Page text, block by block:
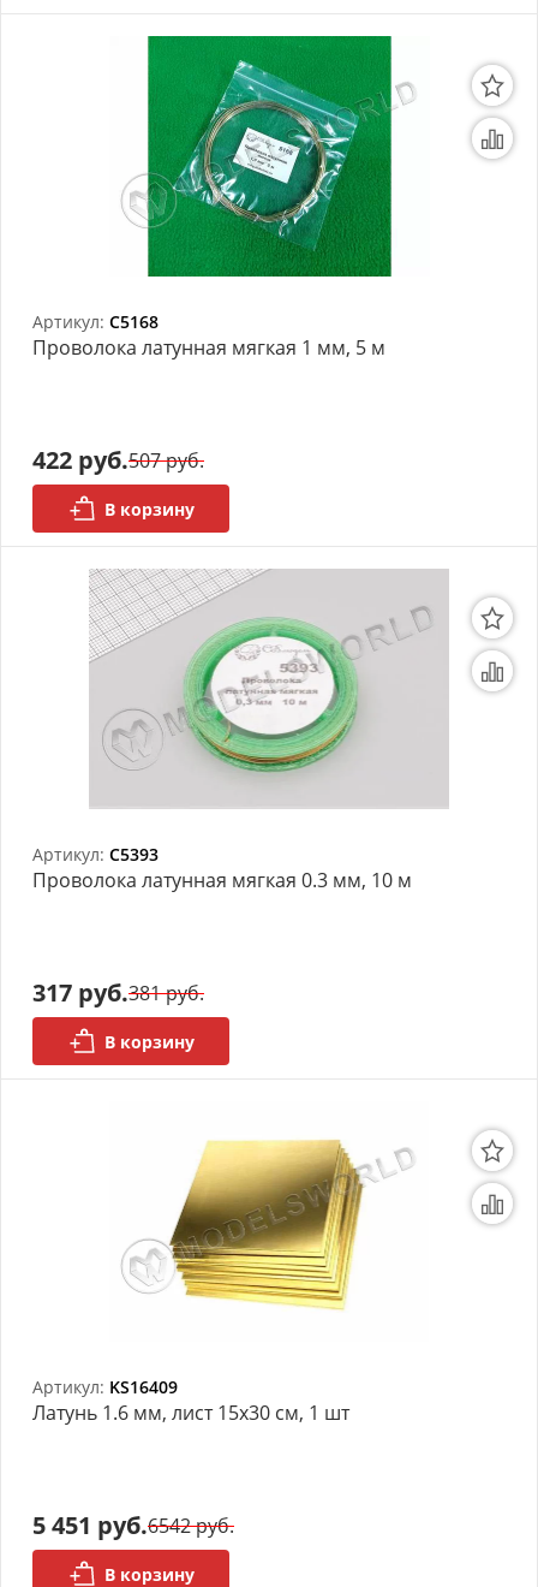
Артикул: C5168
Проволока латунная мягкая 1 мм, 5 м
422 руб.507 руб.
В корзину
Артикул: C5393
Проволока латунная мягкая 0.3 мм, 10 м
317 руб.381 руб.
В корзину
Артикул: KS16409
Латунь 1.6 мм, лист 15х30 см, 1 шт
5 451 руб.6542 руб.
В корзину